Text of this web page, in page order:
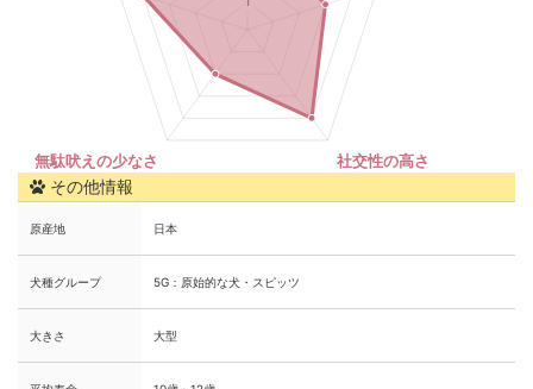
その他情報
原産地 日本
犬種グループ 5G：原始的な犬・スピッツ
大きさ 大型